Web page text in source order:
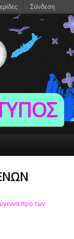
προ των
Σύνδεση